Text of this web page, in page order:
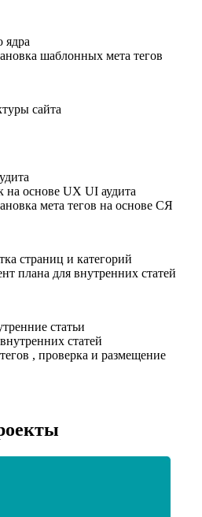
ядра
шаблонных мета тегов
сайта
основе UX UI аудита
мета тегов на основе СЯ
страниц и категорий
плана для внутренних статей
статьи
статей
, проверка и размещение